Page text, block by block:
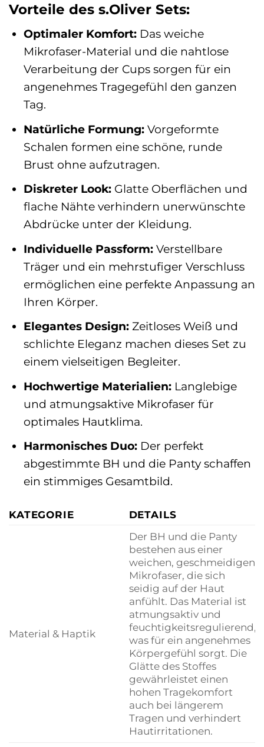
Vorteile des s.Oliver Sets:
Optimaler Komfort:Das weiche
Mikrofaser-Material und die nahtlose
Verarbeitung der Cups sorgen für ein
angenehmes Tragegefühl den ganzen
Tag.
Natürliche Formung:Vorgeformte
Schalen formen eine schöne, runde
Brust ohne aufzutragen.
Diskreter Look:Glatte Oberflächen und
flache Nähte verhindern unerwünschte
Abdrücke unter der Kleidung.
Individuelle Passform:Verstellbare
Träger und ein mehrstufiger Verschluss
ermöglichen eine perfekte Anpassung an
Ihren Körper.
Elegantes Design:Zeitloses Weiß und
schlichte Eleganz machen dieses Set zu
einem vielseitigen Begleiter.
Hochwertige Materialien:Langlebige
und atmungsaktive Mikrofaser für
optimales Hautklima.
Harmonisches Duo:Der perfekt
abgestimmte BH und die Panty schaffen
ein stimmiges Gesamtbild.
KATEGORIE DETAILS
Material & Haptik
Der BH und die Panty
bestehen aus einer
weichen, geschmeidigen
Mikrofaser, die sich
seidig auf der Haut
anfühlt. Das Material ist
atmungsaktiv und
feuchtigkeitsregulierend,
was für ein angenehmes
Körpergefühl sorgt. Die
Glätte des Stoffes
gewährleistet einen
hohen Tragekomfort
auch bei längerem
Tragen und verhindert
Hautirritationen.